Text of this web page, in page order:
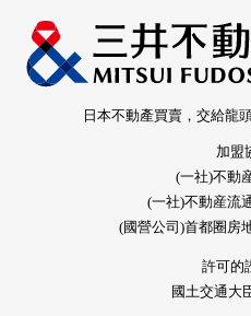
日本不動產買賣，交給龍
加盟
(一社)不動
(一社)不動産流
(國營公司)首都圈房
許可的
國土交通大